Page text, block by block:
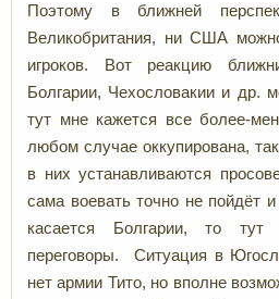
Поэтому в ближней
Великобритания, ни США
игроков. Вот реакцию
Болгарии, Чехословакии и др.
тут мне кажется все более-
любом случае оккупирована,
в них устанавливаются
сама воевать точно не пойдёт
касается Болгарии, то тут
переговоры. Ситуация в
нет армии Тито, но вполне